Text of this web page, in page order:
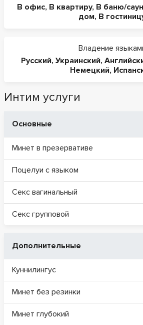
В офис, В квартиру, В баню/
дом, В
Владение
Русский, Украинский,
Немецкий,
Интим услуги
Основные
Минет в презервативе
Поцелуи с языком
Секс вагинальный
Секс групповой
Дополнительные
Куннилингус
Минет без резинки
Минет глубокий